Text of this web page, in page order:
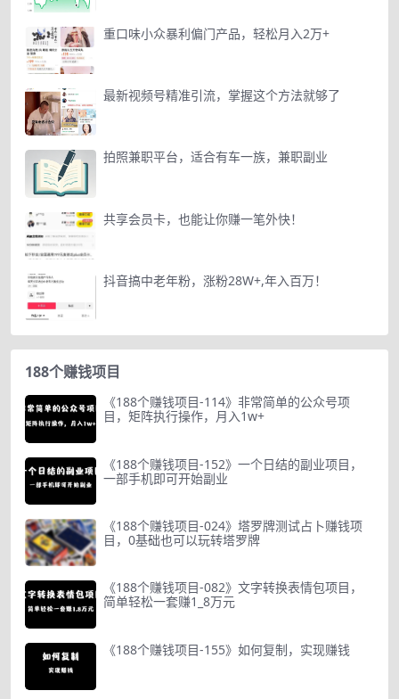
重口味小众暴利偏门产品，轻松月入2万+
最新视频号精准引流，掌握这个方法就够了
拍照兼职平台，适合有车一族，兼职副业
共享会员卡，也能让你赚一笔外快！
抖音搞中老年粉，涨粉28W+,年入百万！
188个赚钱项目
《188个赚钱项目-114》非常简单的公众号项
目，矩阵执行操作，月入1w+
《188个赚钱项目-152》一个日结的副业项目，
一部手机即可开始副业
《188个赚钱项目-024》塔罗牌测试占卜赚钱项
目，0基础也可以玩转塔罗牌
《188个赚钱项目-082》文字转换表情包项目，
简单轻松一套赚1_8万元
《188个赚钱项目-155》如何复制，实现赚钱